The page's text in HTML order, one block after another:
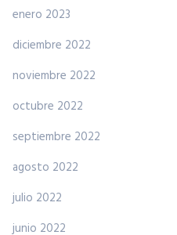
enero 2023
diciembre 2022
noviembre 2022
octubre 2022
septiembre 2022
agosto 2022
julio 2022
junio 2022